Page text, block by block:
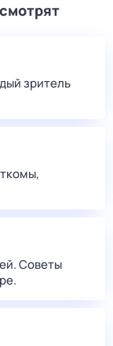
зритель
Советы